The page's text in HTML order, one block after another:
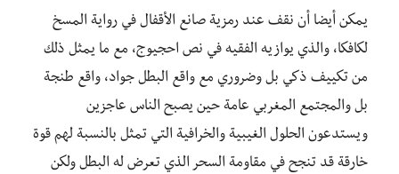
يمكن أيضا أن نقف عند رمزية صانع الأقفال في رواية المسخ
لكافكا، والذي يوازيه الفقيه في نص احجيوج، مع ما يمثل ذلك
من تكييف ذكي بل وضروري مع واقع البطل جواد، واقع طنجة
بل والمجتمع المغربي عامة حين يصبح الناس عاجزين
ويستدعون الحلول الغيبية والخرافية التي تمثل بالنسبة لهم قوة
خارقة قد تنجح في مقاومة السحر الذي تعرض له البطل ولكن